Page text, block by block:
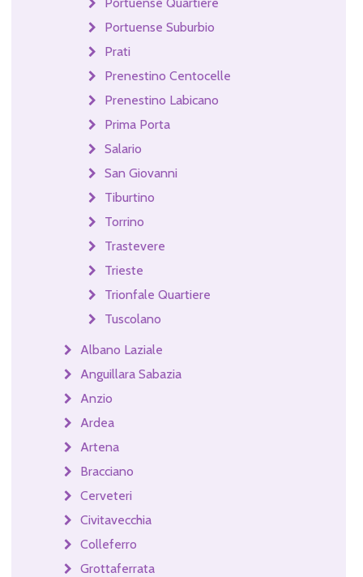
Portuense Suburbio
Prati
Prenestino Centocelle
Prenestino Labicano
Prima Porta
Salario
San Giovanni
Tiburtino
Torrino
Trastevere
Trieste
Trionfale Quartiere
Tuscolano
Albano Laziale
Anguillara Sabazia
Anzio
Ardea
Artena
Bracciano
Cerveteri
Civitavecchia
Colleferro
Grottaferrata